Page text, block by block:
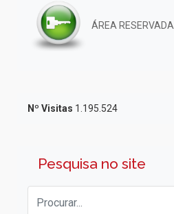
ÁREA RESERVADA
Nº Visitas 1.195.524
Pesquisa no site